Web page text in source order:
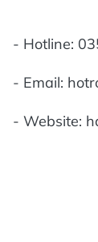
- Hotline:
- Email:
- Website: